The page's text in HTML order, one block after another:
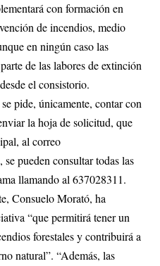
con formación en
de incendios, medio
en ningún caso las
de las labores de extinción
el consistorio.
pide, únicamente, contar con
la hoja de solicitud, que
al correo
se pueden consultar todas las
llamando al 637028311.
Consuelo Morató, ha
“que permitirá tener un
forestales y contribuirá a
natural”. “Además, las